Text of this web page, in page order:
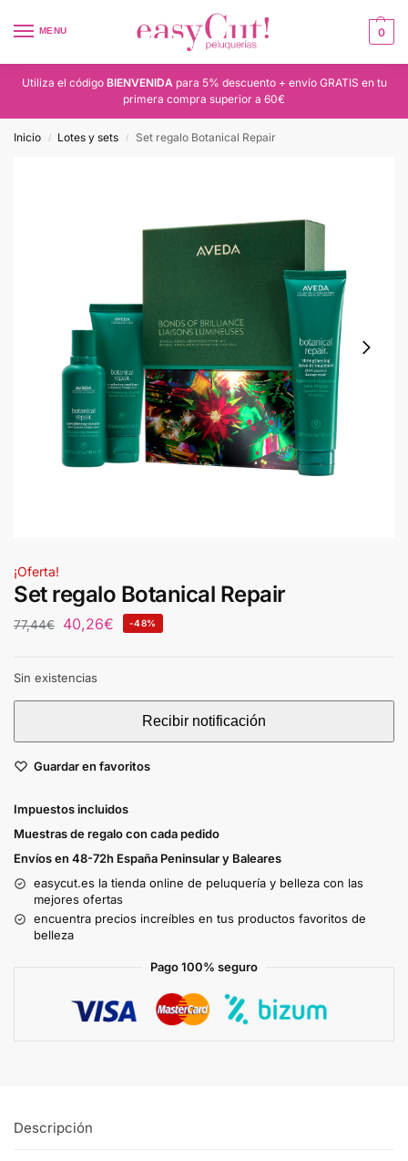
MENU 0
Utiliza el código BIENVENIDApara 5% descuento + envío GRATIS en tu
primera compra superior a 60€
Inicio / Lotes y sets / Set regalo Botanical Repair
¡Oferta!
Set regalo Botanical Repair
77,44€ 40,26€ -48%
Sin existencias
Guardar en favoritos
Impuestos incluidos
Muestras de regalo con cada pedido
Envíos en 48-72h España Peninsular y Baleares
easycut.es la tienda online de peluquería y belleza con las
mejores ofertas
encuentra precios increíbles en tus productos favoritos de
belleza
Pago 100% seguro
Descripción